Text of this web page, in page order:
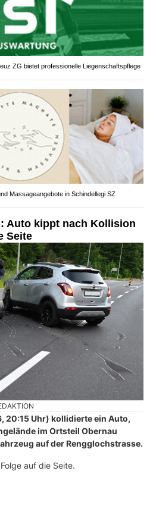
ZG bietet professionelle Liegenschaftspflege
Massageangebote in Schindellegi SZ
Auto kippt nach Kollision
Seite
20:15 Uhr) kollidierte ein Auto,
im Ortsteil Obernau
auf der Rengglochstrasse.
auf die Seite.